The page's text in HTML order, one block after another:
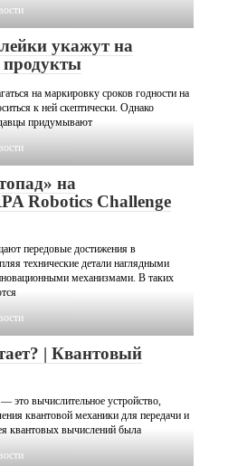
укажут на
продукты
на маркировку сроков годности на
к ней скептически. Однако
придумывают
на
Robotics Challenge
передовые достижения в
технические детали наглядными
механизмами. В таких
| Квантовый
это вычислительное устройство,
квантовой механики для передачи и
квантовых вычислений была